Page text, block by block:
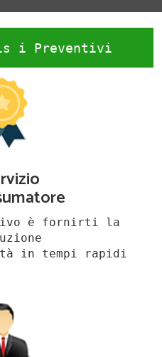
i Preventivi
è fornirti la
in tempi rapidi